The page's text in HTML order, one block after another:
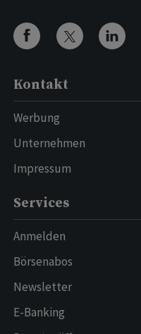
Kontakt
Werbung
Unternehmen
Impressum
Services
Anmelden
Börsenabos
Newsletter
E-Banking